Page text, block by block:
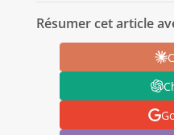
Résumer cet article